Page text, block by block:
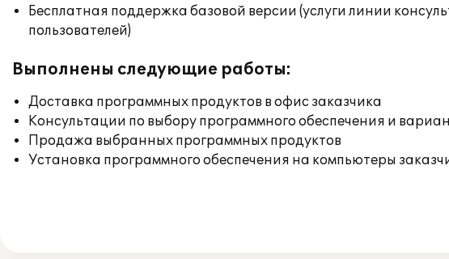
Бесплатная поддержка базовой версии (услуги линии
пользователей)
Выполнены следующие работы:
Доставка программных продуктов в офис заказчика
Консультации по выбору программного обеспечения и
Продажа выбранных программных продуктов
Установка программного обеспечения на компьютеры